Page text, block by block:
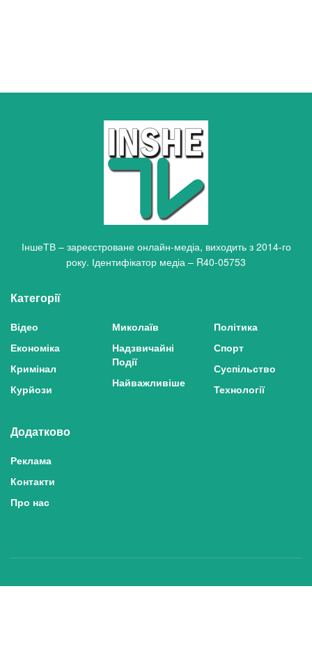
ІншеТВ – зареєстроване онлайн-медіа, виходить з 2014-го
року. Ідентифікатор медіа – R40-05753
Категорії
Відео
Економіка
Кримінал
Курйози
Миколаїв
Надзвичайні
Події
Найважливіше
Політика
Спорт
Суспільство
Технології
Додатково
Реклама
Контакти
Про нас
Політика конфіденційності та захисту персональних даних